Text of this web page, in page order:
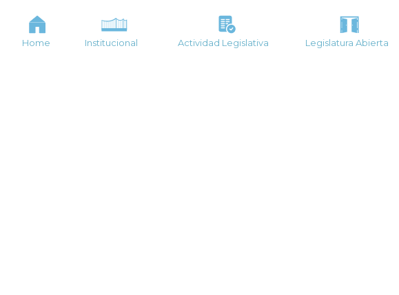
Home Institucional Actividad Legislativa Legislatura Abierta